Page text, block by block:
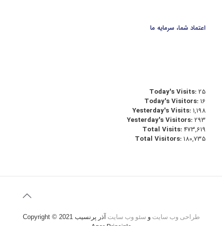
اعتماد شما، سرمایه ما
Today's Visits:25
Today's Visitors:16
Yesterday's Visits:1,198
Yesterday's Visitors:293
Total Visits:473,619
Total Visitors:180,735
طراحی وب سایت و سئو وب سایت آذر پرنسیب Copyright © 2021